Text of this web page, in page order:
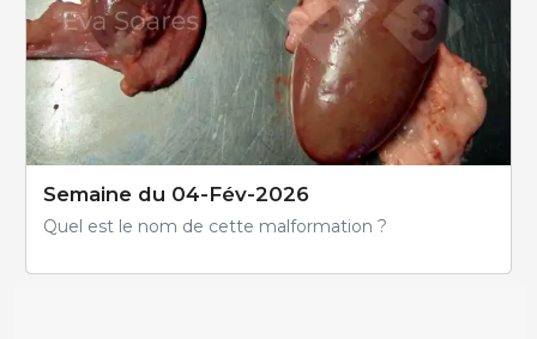
Semaine du 04-Fév-2026
Quel est le nom de cette malformation ?